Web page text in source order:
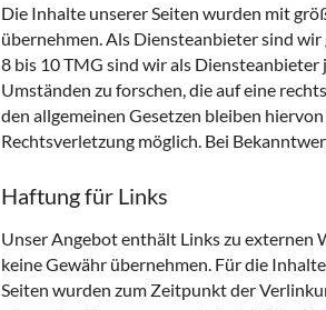
Die Inhalte unserer Seiten wurden mit
übernehmen. Als Diensteanbieter sind
8 bis 10 TMG sind wir als
Umständen zu forschen, die auf eine
den allgemeinen Gesetzen bleiben
Rechtsverletzung möglich. Bei
Haftung für Links
Unser Angebot enthält Links zu externen
keine Gewähr übernehmen. Für die
Seiten wurden zum Zeitpunkt der